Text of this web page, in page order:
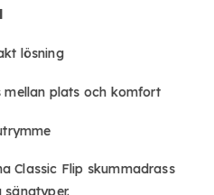
lösning
mellan plats och komfort
Classic Flip skummadrass